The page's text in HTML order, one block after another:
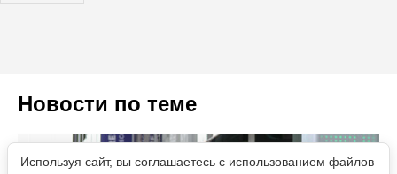
Новости по теме
Используя сайт, вы соглашаетесь с использованием файлов